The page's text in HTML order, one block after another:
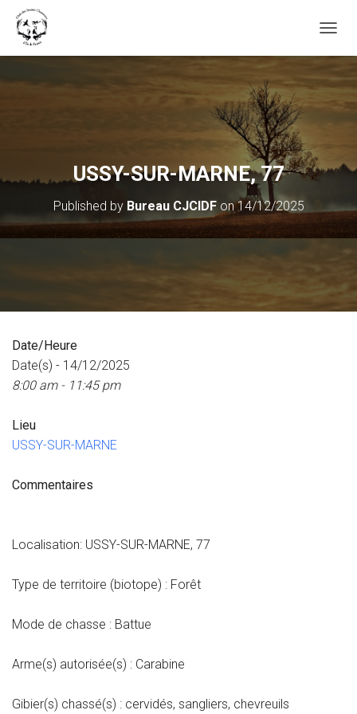
USSY-SUR-MARNE, 77
Published by Bureau CJCIDFon14/12/2025
Date/Heure
Date(s) - 14/12/2025
8:00 am - 11:45 pm
Lieu
USSY-SUR-MARNE
Commentaires
Localisation: USSY-SUR-MARNE, 77
Type de territoire (biotope) : Forêt
Mode de chasse : Battue
Arme(s) autorisée(s) : Carabine
Gibier(s) chassé(s) : cervidés, sangliers, chevreuils